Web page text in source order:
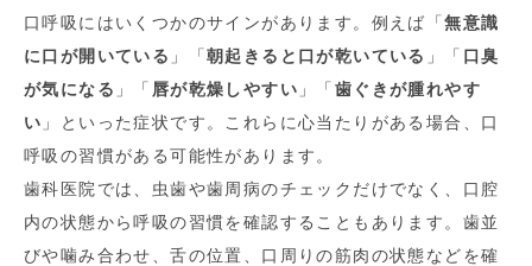
口呼吸にはいくつかのサインがあります。例えば「無意識
に口が開いている 」「朝起きると口が乾いている 」「 口臭
が気になる 」「 唇が乾燥しやすい 」「 歯ぐきが腫れやす
い 」といった症状です。これらに心当たりがある場合、口
呼吸の習慣がある可能性があります。
歯科医院では、虫歯や歯周病のチェックだけでなく、口腔
内の状態から呼吸の習慣を確認することもあります。歯並
びや噛み合わせ、舌の位置、口周りの筋肉の状態などを確